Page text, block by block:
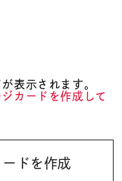
表示されます。
カードを作成して
ドを作成